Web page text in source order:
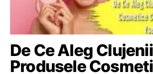
De Ce Aleg Clujenii
Produsele